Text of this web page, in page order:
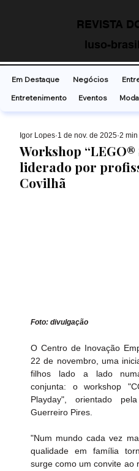
REVISTA
luso-
Workshop
liderado por
Covilhã
Ígor Lopes 1 de nov. de 2025 2
Foto: divulgação
O Centro de Inovação
22 de novembro, uma
filhos lado a lado
conjunta: o workshop
Playday", orientado
Guerreiro Pires.
"Num mundo cada vez
qualidade em família
surge como um convite ao
Em Destaque Negócios
Entretenimento
Eventos